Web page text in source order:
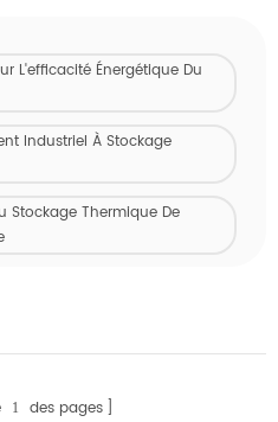
L'efficacité Énergétique Du
Industriel À Stockage
Stockage Thermique De
1 des pages